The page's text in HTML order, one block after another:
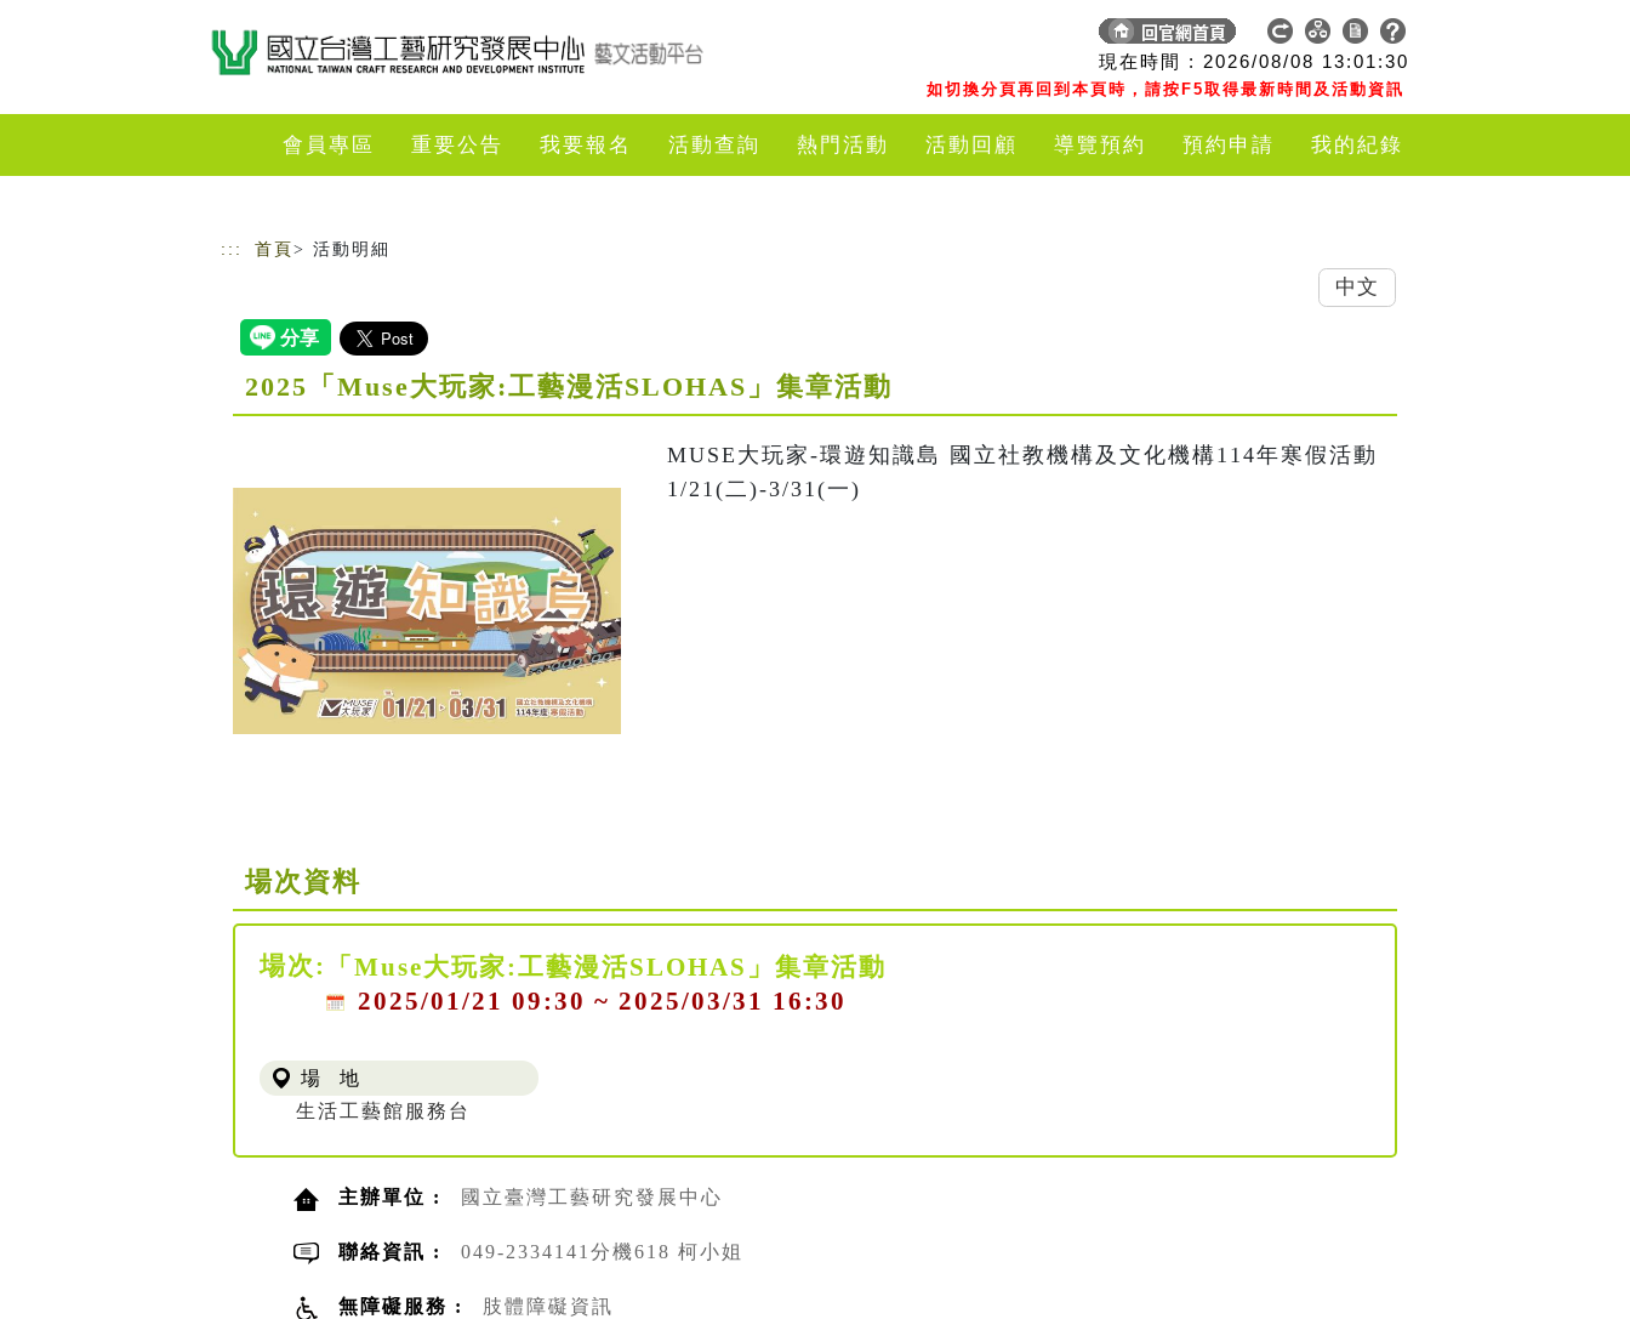
現在時間 : 2026/08/08 13:01:30
如切換分頁再回到本頁時，請按F5取得最新時間及活動資訊
會員專區 重要公告 我要報名 活動查詢 熱門活動 活動回顧 導覽預約 預約申請 我的紀錄
::: 首頁 > 活動明細
2025「Muse大玩家:工藝漫活SLOHAS」集章活動
MUSE大玩家-環遊知識島 國立社教機構及文化機構114年寒假活動
1/21(二)-3/31(一)
場次資料
場次:
「Muse大玩家:工藝漫活SLOHAS」集章活動
2025/01/21 09:30 ~ 2025/03/31 16:30
場 地
生活工藝館服務台
主辦單位 : 國立臺灣工藝研究發展中心
聯絡資訊 : 049-2334141分機618 柯小姐
無障礙服務 : 肢體障礙資訊